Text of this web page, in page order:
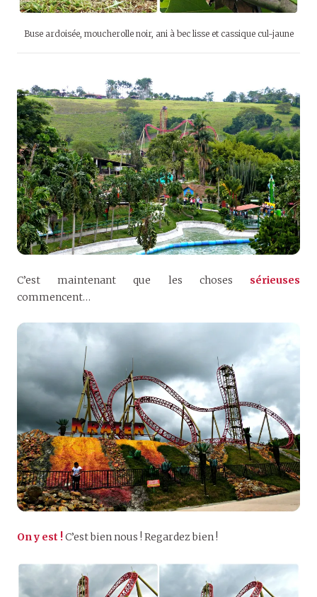
Buse ardoisée, moucherolle noir, ani à bec lisse et cassique cul-jaune
C’est maintenant que les choses sérieuses
commencent…
On y est !C’est bien nous ! Regardez bien !